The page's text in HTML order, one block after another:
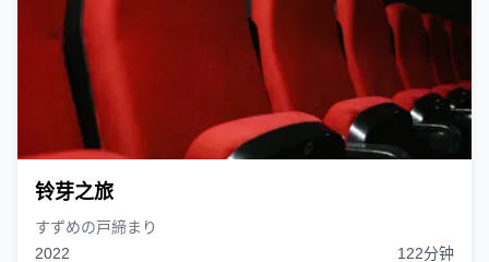
铃芽之旅
すずめの戸締まり
2022
122分钟